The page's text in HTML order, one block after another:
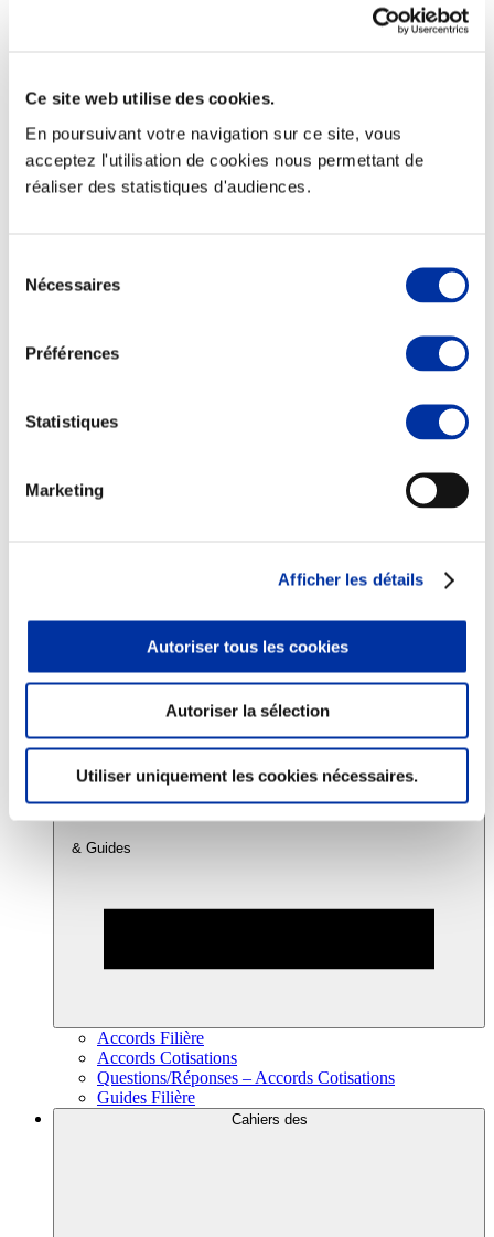
Ce site web utilise des cookies.
En poursuivant votre navigation sur ce site, vous
acceptez l'utilisation de cookies nous permettant de
réaliser des statistiques d'audiences.
Nécessaires
Préférences
Statistiques
Marketing
Afficher les détails
Autoriser tous les cookies
Autoriser la sélection
Utiliser uniquement les cookies nécessaires.
Transport – mise en marché
Abattoir
Partenaire Climat
Alimentation de qualité, raisonnée et durable
Juste rémunération et attractivité des métiers
Info-veille scientifique
Sources d’information
Accords
& Guides
Accords Filière
Accords Cotisations
Questions/Réponses – Accords Cotisations
Guides Filière
Cahiers des